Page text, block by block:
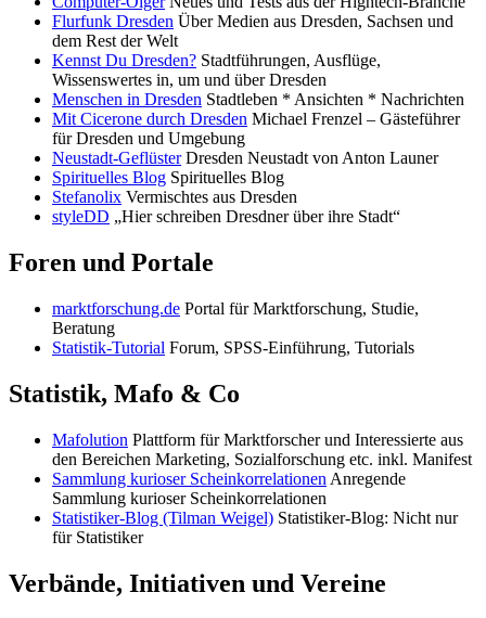
Flurfunk Dresden Über Medien aus Dresden, Sachsen und
dem Rest der Welt
Kennst Du Dresden? Stadtführungen, Ausflüge,
Wissenswertes in, um und über Dresden
Menschen in Dresden Stadtleben * Ansichten * Nachrichten
Mit Cicerone durch Dresden Michael Frenzel – Gästeführer
für Dresden und Umgebung
Neustadt-GeflüsterDresden Neustadt von Anton Launer
Spirituelles Blog Spirituelles Blog
Stefanolix Vermischtes aus Dresden
styleDD „Hier schreiben Dresdner über ihre Stadt“
Foren und Portale
marktforschung.de Portal für Marktforschung, Studie,
Beratung
Statistik-Tutorial Forum, SPSS-Einführung, Tutorials
Statistik, Mafo & Co
Mafolution Plattform für Marktforscher und Interessierte aus
den Bereichen Marketing, Sozialforschung etc. inkl. Manifest
Sammlung kurioser Scheinkorrelationen Anregende
Sammlung kurioser Scheinkorrelationen
Statistiker-Blog (Tilman Weigel) Statistiker-Blog: Nicht nur
für Statistiker
Verbände, Initiativen und Vereine